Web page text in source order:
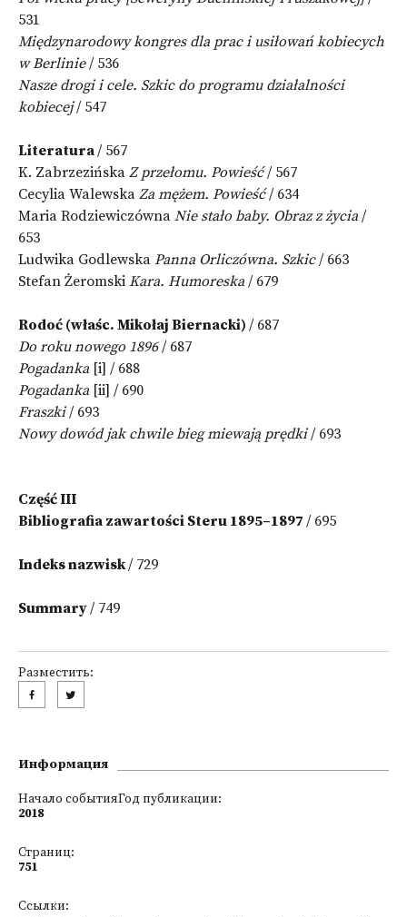
531
Międzynarodowy kongres dla prac i usiłowań kobiecych
w Berlinie/ 536
Nasze drogi i cele. Szkic do programu działalności
kobiecej/ 547
Literatura/ 567
K. Zabrzezińska Z przełomu. Powieść/ 567
Cecylia Walewska Za mężem. Powieść/ 634
Maria Rodziewiczówna Nie stało baby. Obraz z życia /
653
Ludwika Godlewska Panna Orliczówna. Szkic/ 663
Stefan Żeromski Kara. Humoreska / 679
Rodoć (właśc. Mikołaj Biernacki) / 687
Do roku nowego 1896/ 687
Pogadanka [i] / 688
Pogadanka [ii] / 690
Fraszki/ 693
Nowy dowód jak chwile bieg miewają prędki/ 693
Część III
Bibliografia zawartości Steru 1895–1897 / 695
Indeks nazwisk/ 729
Summary/ 749
Разместить:
Информация
Начало событияГод публикации:
2018
Страниц:
751
Ссылки: